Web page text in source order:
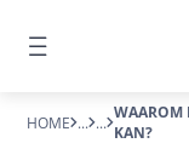
HOME ... ... WAAROM
KAN?